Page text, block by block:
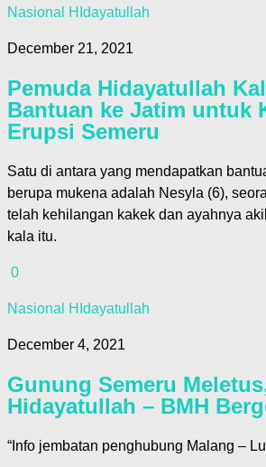
Nasional HIdayatullah
December 21, 2021
Pemuda Hidayatullah
Bantuan ke Jatim untuk
Erupsi Semeru
Satu di antara yang mendapatkan
berupa mukena adalah Nesyla (6),
telah kehilangan kakek dan ayahnya
kala itu.
0
Nasional HIdayatullah
December 4, 2021
Gunung Semeru
Hidayatullah – BMH
“Info jembatan penghubung Malang –